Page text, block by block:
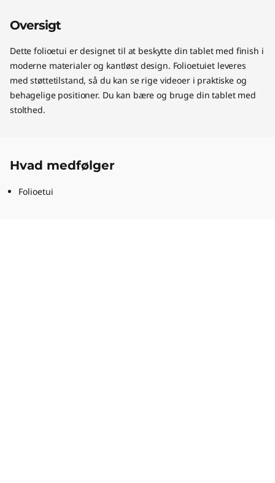
Oversigt
Dette folioetui er designet til at beskytte din tablet med finish i
moderne materialer og kantløst design. Folioetuiet leveres
med støttetilstand, så du kan se rige videoer i praktiske og
behagelige positioner. Du kan bære og bruge din tablet med
stolthed.
Hvad medfølger
Folioetui